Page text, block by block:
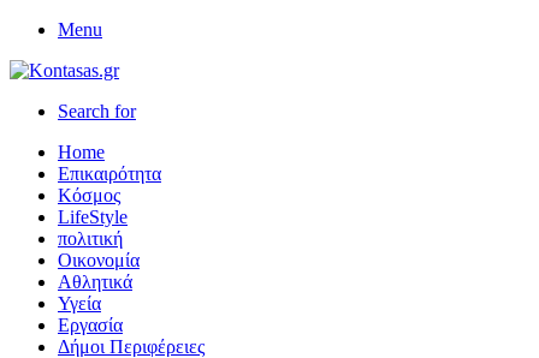
Menu
Search for
Home
Επικαιρότητα
Κόσμος
LifeStyle
πολιτική
Οικονομία
Αθλητικά
Υγεία
Εργασία
Δήμοι Περιφέρειες